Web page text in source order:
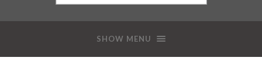
SHOW MENU